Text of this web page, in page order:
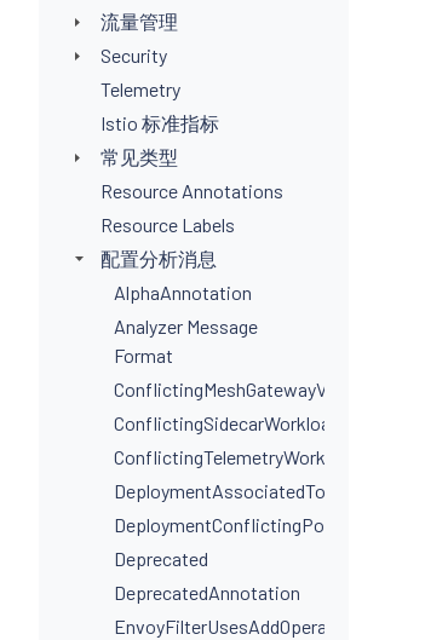
流量管理
Security
Telemetry
Istio 标准指标
常见类型
Resource Annotations
Resource Labels
配置分析消息
AlphaAnnotation
Analyzer Message
Format
ConflictingSidecarWorkloadSelectors
ConflictingTelemetryWorkloadSelectors
DeploymentAssociatedToMultipleServices
DeploymentConflictingPorts
Deprecated
DeprecatedAnnotation
EnvoyFilterUsesAddOperationIncorrectly